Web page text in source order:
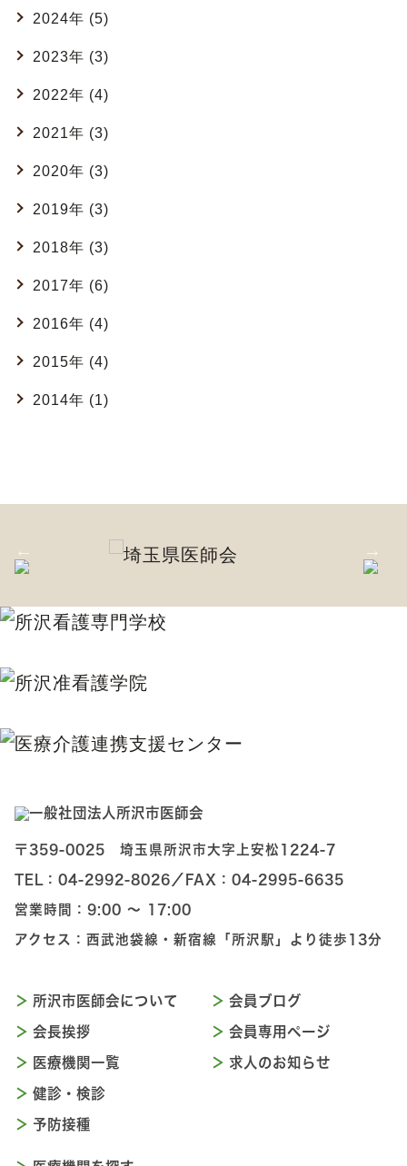
2024年 (5)
2023年 (3)
2022年 (4)
2021年 (3)
2020年 (3)
2019年 (3)
2018年 (3)
2017年 (6)
2016年 (4)
2015年 (4)
2014年 (1)
〒359-0025 埼玉県所沢市大字上安松1224-7
TEL：04-2992-8026 ／ FAX：04-2995-6635
営業時間：9:00 〜 17:00
アクセス：西武池袋線・新宿線「所沢駅」より徒歩13分
所沢市医師会について
会長挨拶
医療機関一覧
健診・検診
予防接種
会員ブログ
会員専用ページ
求人のお知らせ